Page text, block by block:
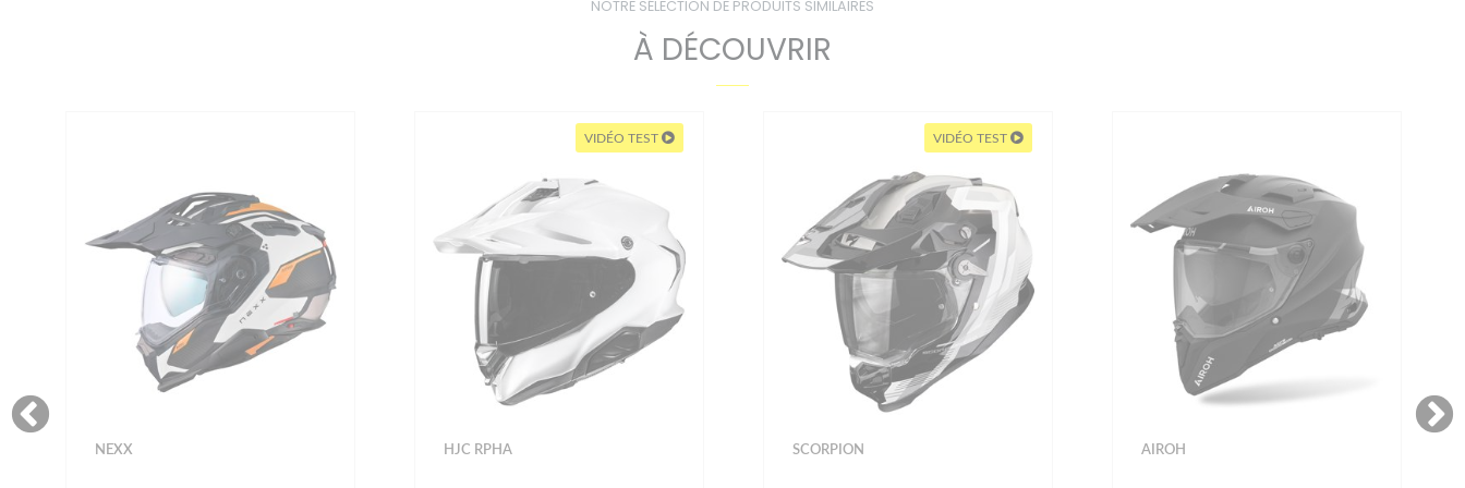
NOTRE SÉLECTION DE PRODUITS SIMILAIRES
À DÉCOUVRIR
NEXX
VIDÉO TEST
HJC RPHA
VIDÉO TEST
SCORPION AIROH